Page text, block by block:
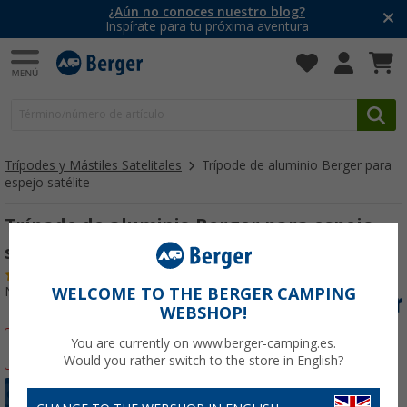
¿Aún no conoces nuestro blog?
Inspírate para tu próxima aventura
Trípodes y Mástiles Satelitales
Trípode de aluminio Berger para
espejo satélite
Trípode de aluminio Berger para espejo
satélite
Nº de artículo 415750
WELCOME TO THE BERGER CAMPING
WEBSHOP!
You are currently on www.berger-camping.es.
Would you rather switch to the store in English?